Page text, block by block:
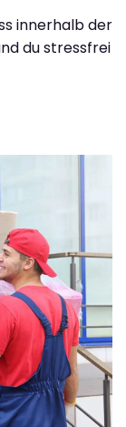
innerhalb der
du stressfrei